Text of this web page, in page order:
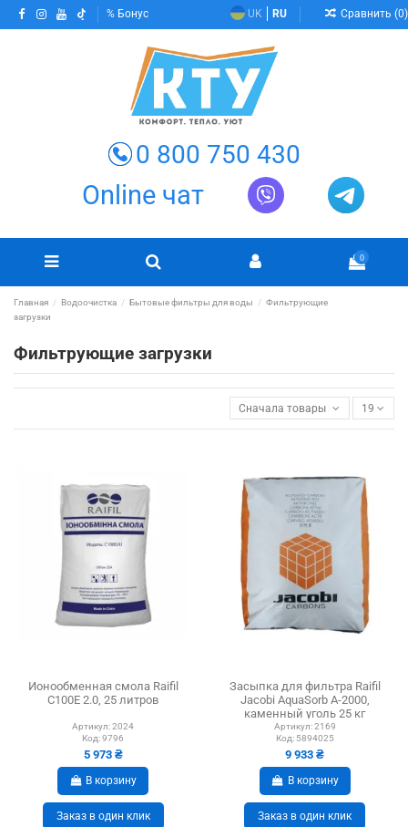
Бонус UK RU Сравнить (0)
0 800 750 430
Online чат
0
Главная Водоочистка Бытовые фильтры для воды
Фильтрующие
загрузки
Фильтрующие загрузки
Сначала товары в наличии
19
Ионообменная смола Raifil
C100E 2.0, 25 литров
Артикул:2024
Код:9796
5 973 ₴
В корзину
Заказ в один клик
Засыпка для фильтра Raifil
Jacobi AquaSorb A-2000,
каменный уголь 25 кг
Артикул:2169
Код: 5894025
9 933 ₴
В корзину
Заказ в один клик